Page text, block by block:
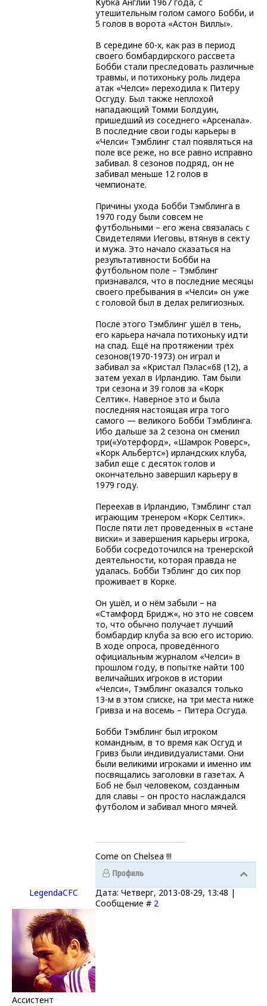
утешительным голом самого Бобби, и
5 голов в ворота «Астон Виллы».
В середине 60-х, как раз в период
своего бомбардирского рассвета
Бобби стали преследовать различные
травмы, и потихоньку роль лидера
атак «Челси» переходила к Питеру
Осгуду. Был также неплохой
нападающий Томми Болдуин,
пришедший из соседнего «Арсенала».
В последние свои годы карьеры в
«Челси« Тэмблинг стал появляться на
поле все реже, но все равно исправно
забивал. 8 сезонов подряд, он не
забивал меньше 12 голов в
чемпионате.
Причины ухода Бобби Тэмблинга в
1970 году были совсем не
футбольными – его жена связалась с
Свидетелями Иеговы, втянув в секту
и мужа. Это начало сказаться на
результативности Бобби на
футбольном поле – Тэмблинг
признавался, что в последние месяцы
своего пребывания в «Челси» он уже
с головой был в делах религиозных.
После этого Тэмблинг ушёл в тень,
его карьера начала потихоньку идти
на спад. Ещё на протяжении трёх
сезонов(1970-1973) он играл и
забивал за «Кристал Пэлас«68 (12), а
затем уехал в Ирландию. Там были
три сезона и 39 голов за «Корк
Селтик«. Наверное это и была
последняя настоящая игра того
самого — великого Бобби Тэмблинга.
Ибо дальше за 2 сезона он сменил
три(«Уотерфорд», «Шамрок Роверс»,
«Корк Альбертс») ирландских клуба,
забил еще с десяток голов и
окончательно завершил карьеру в
1979 году.
Переехав в Ирландию, Тэмблинг стал
играющим тренером «Корк Селтик».
После пяти лет проведенных в «стане
виски» и завершения карьеры игрока,
Бобби сосредоточился на тренерской
деятельности, которая правда не
удалась. Бобби Тэблинг до сих пор
проживает в Корке.
Он ушёл, и о нём забыли – на
«Стамфорд Бридж«, но это не совсем
то, что обычно получает лучший
бомбардир клуба за всю его историю.
В ходе опроса, проведённого
официальным журналом «Челси» в
прошлом году, в попытке найти 100
величайших игроков в истории
«Челси«, Тэмблинг оказался только
13-м в этом списке, на три места ниже
Гривза и на восемь – Питера Осгуда.
Бобби Тэмблинг был игроком
командным, в то время как Осгуд и
Гривз были индивидуалистами. Они
были великими игроками и именно им
посвящались заголовки в газетах. А
Боб не был человеком, созданным
для славы – он просто наслаждался
футболом и забивал много мячей.
Come on Chelsea !!!
LegendaCFC
Дата: Четверг, 2013-08-29, 13:48 |
Сообщение # 2
Ассистент